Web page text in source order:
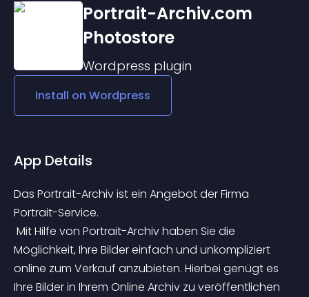
Portrait-Archiv.com
Photostore
Wordpress plugin
Install on Wordpress
App Details
Das Portrait-Archiv ist ein Angebot der Firma
Portrait-Service.
Möglichkeit, Ihre Bilder einfach und unkompliziert
online zum Verkauf anzubieten. Hierbei genügt es
Ihre Bilder in Ihrem Online Archiv zu veröffentlichen